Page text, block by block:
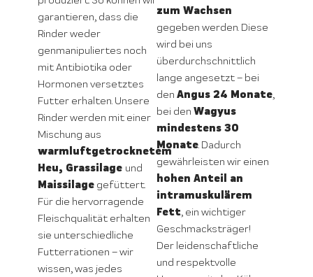
garantieren, dass die
Rinder weder
genmanipuliertes noch
mit Antibiotika oder
Hormonen versetztes
Futter erhalten. Unsere
Rinder werden mit einer
Mischung aus
warmluftgetrocknetem
Heu, Grassilage und
Maissilagegefüttert.
Für die hervorragende
Fleischqualität erhalten
sie unterschiedliche
Futterrationen – wir
wissen, was jedes
zum Wachsen
gegeben werden. Diese
wird bei uns
überdurchschnittlich
lange angesetzt – bei
den Angus 24 Monate,
bei den Wagyus
mindestens 30
Monate. Dadurch
gewährleisten wir einen
hohen Anteil an
intramuskulärem
Fett, ein wichtiger
Geschmacksträger!
Der leidenschaftliche
und respektvolle